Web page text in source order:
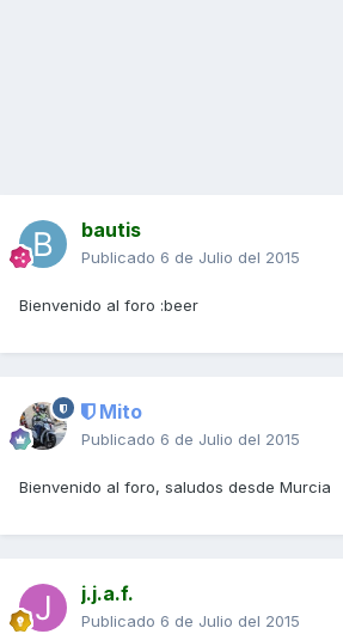
bautis
Publicado 6 de Julio del 2015
Bienvenido al foro :beer
Mito
Publicado 6 de Julio del 2015
Bienvenido al foro, saludos desde Murcia
j.j.a.f.
Publicado 6 de Julio del 2015